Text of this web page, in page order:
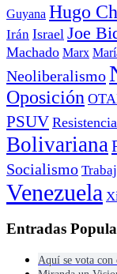
Guyana Hugo
Irán Israel Joe
Machado Marx
Neoliberalismo
Oposición
PSUV Resistencia
Bolivariana
Socialismo
Venezuela
Entradas
Aquí se vota con